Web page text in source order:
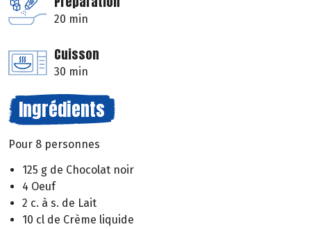
20 min
Cuisson
30 min
Ingrédients
Pour 8 personnes
125 g de Chocolat noir
4 Oeuf
2 c. à s. de Lait
10 cl de Crème liquide